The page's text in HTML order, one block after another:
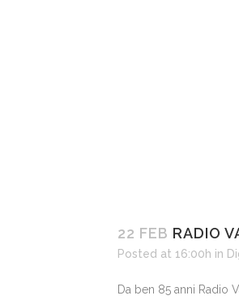
22 FEB RADIO
Posted at 16:00h in
Da ben 85 anni Radio